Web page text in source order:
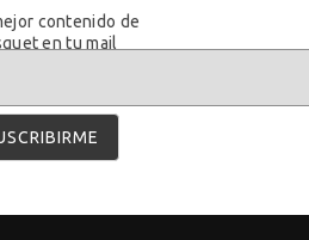
contenido de
en tu mail